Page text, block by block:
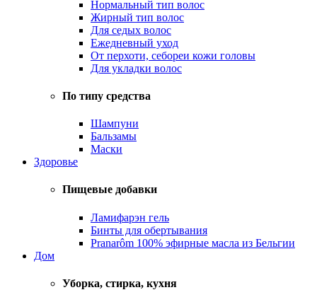
Нормальный тип волос
Жирный тип волос
Для седых волос
Ежедневный уход
От перхоти, себореи кожи головы
Для укладки волос
По типу средства
Шампуни
Бальзамы
Маски
Здоровье
Пищевые добавки
Ламифарэн гель
Бинты для обертывания
Pranarôm 100% эфирные масла из Бельгии
Дом
Уборка, стирка, кухня